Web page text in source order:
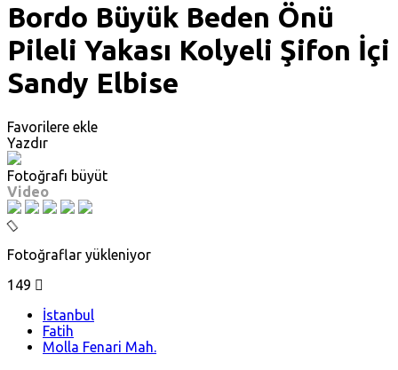
Bordo Büyük Beden Önü
Pileli Yakası Kolyeli Şifon İçi
Sandy Elbise
Favorilere ekle
Yazdır
Fotoğrafı büyüt
Video
Fotoğraflar yükleniyor
149
İstanbul
Fatih
Molla Fenari Mah.